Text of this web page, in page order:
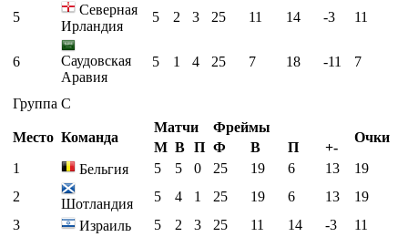
5
Северная
Ирландия
5 2 3 25 11 14 -3 11
6
Саудовская
Аравия
5 1 4 25 7 18 -11 7
Группа C
Место Команда
Матчи Фреймы
Очки
М В П Ф В П
+-
1
Бельгия 5 5 0 25 19 6 13
19
2
Шотландия 5 4 1 25 19 6 13
19
3
Израиль 5 2 3 25 11 14 -3
11